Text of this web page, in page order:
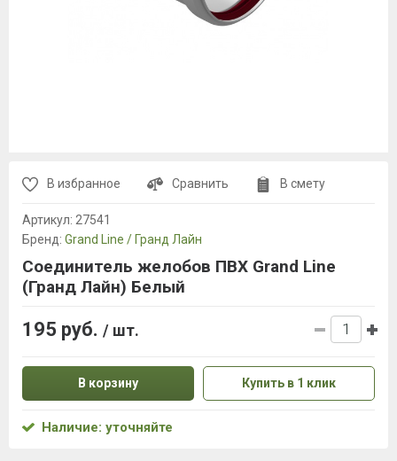
В избранное Сравнить В смету
Артикул: 27541
Бренд: Grand Line / Гранд Лайн
Соединитель желобов ПВХ Grand Line
(Гранд Лайн) Белый
195 руб. / шт.
В корзину Купить в 1 клик
Наличие: уточняйте